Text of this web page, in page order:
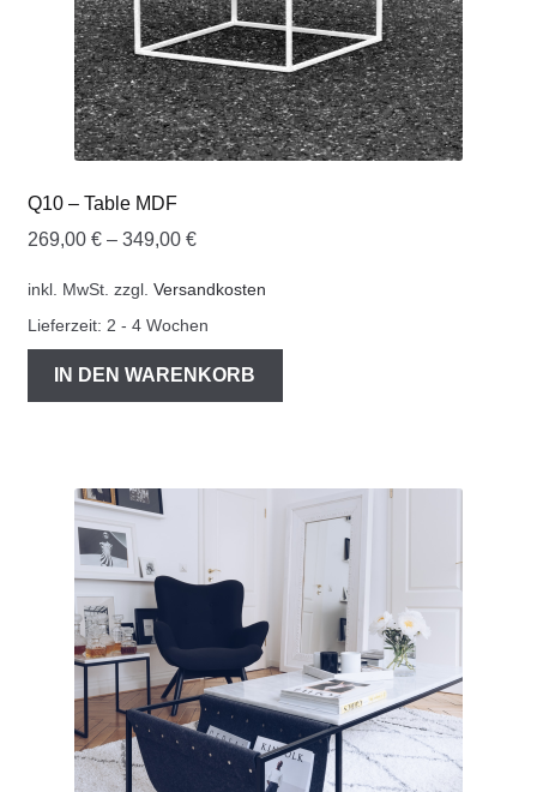
Q10 – Table MDF
269,00 €– 349,00 €
inkl. MwSt. zzgl. Versandkosten
Lieferzeit: 2 - 4 Wochen
IN DEN WARENKORB